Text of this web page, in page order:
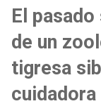
El
de un
tigresa